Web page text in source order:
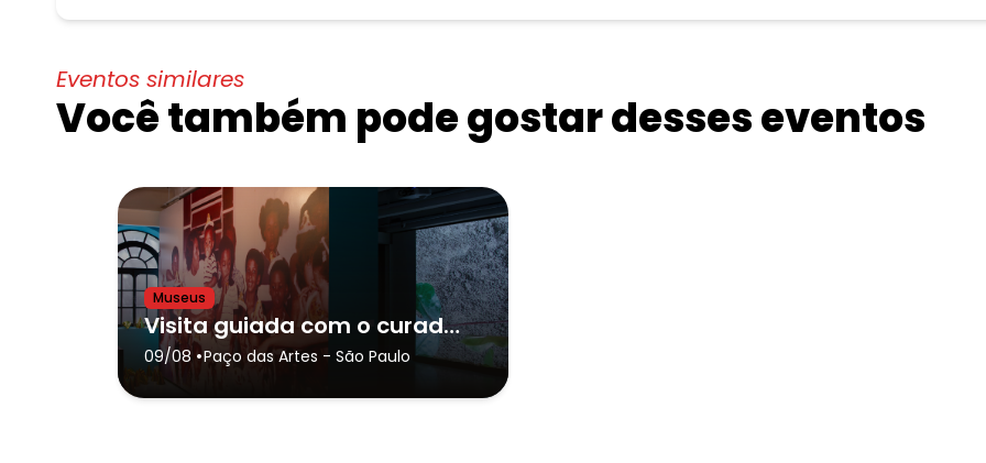
Eventos similares
Você também pode gostar desses eventos
Museus
Visita guiada com o curador Rodrigo Lopes + lançamento do catálogo Temporada de Projetos 2026
09/08 •Paço das Artes - São Paulo